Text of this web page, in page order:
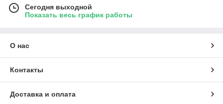
Сегодня выходной
Показать весь график работы
О нас
Контакты
Доставка и оплата